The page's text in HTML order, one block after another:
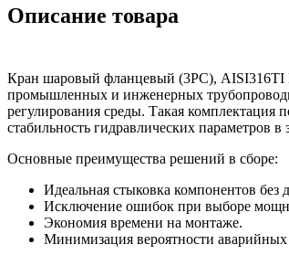
Описание товара
Кран шаровый фланцевый (3PC), AISI316TI
промышленных и инженерных
регулирования среды. Такая комплектация
стабильность гидравлических параметров в
Основные преимущества решений в сборе:
Идеальная стыковка компонентов без
Исключение ошибок при выборе
Экономия времени на монтаже.
Минимизация вероятности